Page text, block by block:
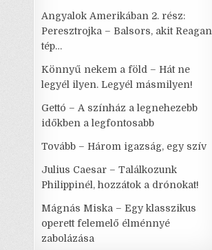
Angyalok Amerikában 2. rész:
Peresztrojka – Balsors, akit Reagan
tép…
Könnyű nekem a föld – Hát ne
legyél ilyen. Legyél másmilyen!
Gettó – A színház a legnehezebb
időkben a legfontosabb
Tovább – Három igazság, egy szív
Julius Caesar – Találkozunk
Philippinél, hozzátok a drónokat!
Mágnás Miska – Egy klasszikus
operett felemelő élménnyé
zabolázása